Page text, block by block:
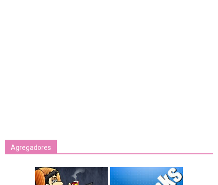
Agregadores